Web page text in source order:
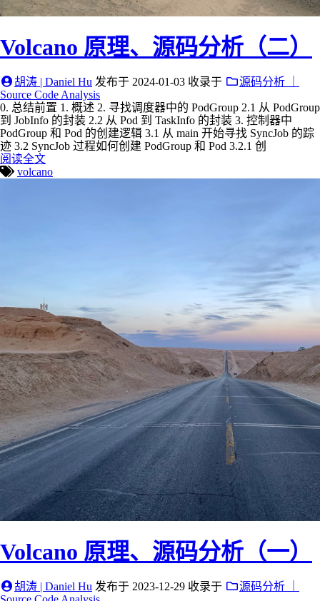
Volcano 原理、源码分析（二）
胡涛 | Daniel Hu 发布于 2024-01-03 收录于
源码分析 ｜
Source Code Analysis
0. 总结前置 1. 概述 2. 寻找调度器中的 PodGroup 2.1 从 PodGroup
到 JobInfo 的封装 2.2 从 Pod 到 TaskInfo 的封装 3. 控制器中
PodGroup 和 Pod 的创建逻辑 3.1 从 main 开始寻找 SyncJob 的踪
迹 3.2 SyncJob 过程如何创建 PodGroup 和 Pod 3.2.1 创
阅读全文
volcano
Volcano 原理、源码分析（一）
胡涛 | Daniel Hu 发布于 2023-12-29 收录于
源码分析 ｜